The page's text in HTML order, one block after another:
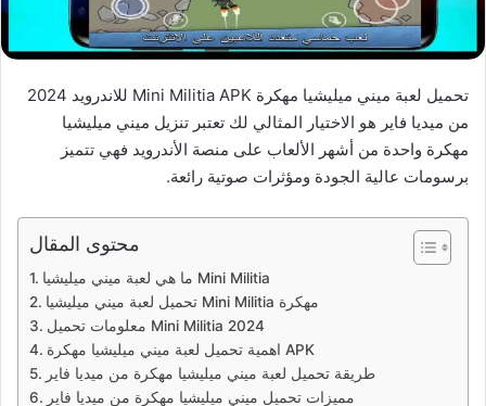
تحميل لعبة ميني ميليشيا مهكرة Mini Militia APK للاندرويد 2024
من ميديا فاير هو الاختيار المثالي لك تعتبر تنزيل ميني ميليشيا
مهكرة واحدة من أشهر الألعاب على منصة الأندرويد فهي تتميز
برسومات عالية الجودة ومؤثرات صوتية رائعة.
محتوى المقال
ما هي لعبة ميني ميليشيا Mini Militia
تحميل لعبة ميني ميليشيا Mini Militia مهكرة
معلومات تحميل Mini Militia 2024
اهمية تحميل لعبة ميني ميليشيا مهكرة APK
طريقة تحميل لعبة ميني ميليشيا مهكرة من ميديا فاير
مميزات تحميل ميني ميليشيا مهكرة من ميديا فاير